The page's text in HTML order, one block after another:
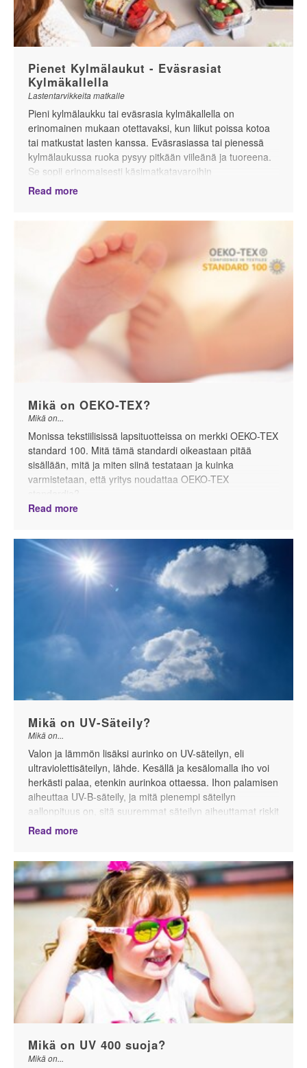
Pienet Kylmälaukut - Eväsrasiat
Kylmäkallella
Lastentarvikkeita matkalle
Pieni kylmälaukku tai eväsrasia kylmäkallella on
erinomainen mukaan otettavaksi, kun liikut poissa kotoa
tai matkustat lasten kanssa. Eväsrasiassa tai pienessä
kylmälaukussa ruoka pysyy pitkään viileänä ja tuoreena.
Se sopii erinomaisesti käsimatkatavaroihin
lentokoneeseen, lastenvaunujen tavarakoriis, autoon tai
Read more
Mikä on OEKO-TEX?
Mikä on...
Monissa tekstiilisissä lapsituotteissa on merkki OEKO-TEX
standard 100. Mitä tämä standardi oikeastaan pitää
sisällään, mitä ja miten siinä testataan ja kuinka
varmistetaan, että yritys noudattaa OEKO-TEX
standardia?
Read more
Mikä on UV-Säteily?
Mikä on...
Valon ja lämmön lisäksi aurinko on UV-säteilyn, eli
ultraviolettisäteilyn, lähde. Kesällä ja kesälomalla iho voi
herkästi palaa, etenkin aurinkoa ottaessa. Ihon palamisen
aiheuttaa UV-B-säteily, ja mitä pienempi säteilyn
aallonpituus on, sitä suuremmat säteilyn aiheuttamat riskit
ovat.
Read more
Mikä on UV 400 suoja?
Mikä on...